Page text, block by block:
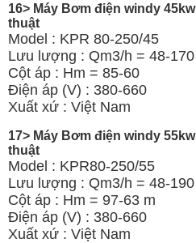
16> Máy Bơm điện windy
thuật
Model : KPR 80-250/45
Lưu lượng : Qm3/h = 48-170
Cột áp : Hm = 85-60
Điện áp (V) : 380-660
Xuất xứ : Việt Nam
17> Máy Bơm điện windy
thuật
Model : KPR80-250/55
Lưu lượng : Qm3/h = 48-
Cột áp : Hm = 97-63 m
Điện áp (V) : 380-660
Xuất xứ : Việt Nam